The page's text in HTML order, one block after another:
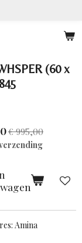
(60 x
€ 995,00
Amina